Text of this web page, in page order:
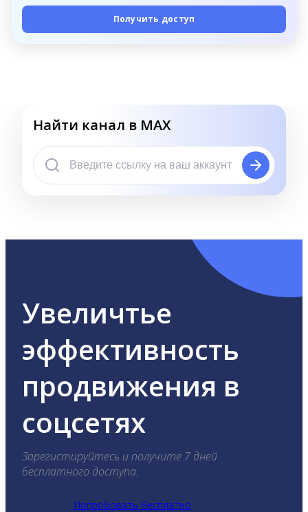
Получить доступ
Найти канал в MAX
Увеличтье
эффективность
продвижения в
соцсетях
Зарегистируйтесь и получите 7 дней
бесплатного доступа.
Попробовать бесплатно